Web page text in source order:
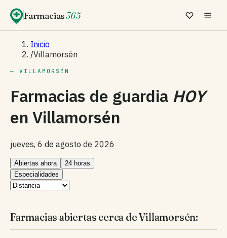
Farmacias365
Inicio
/Villamorsén
— VILLAMORSÉN
Farmacias de guardia HOY
en Villamorsén
jueves, 6 de agosto de 2026
Abiertas ahora
24 horas
Especialidades
Farmacias abiertas cerca de Villamorsén: